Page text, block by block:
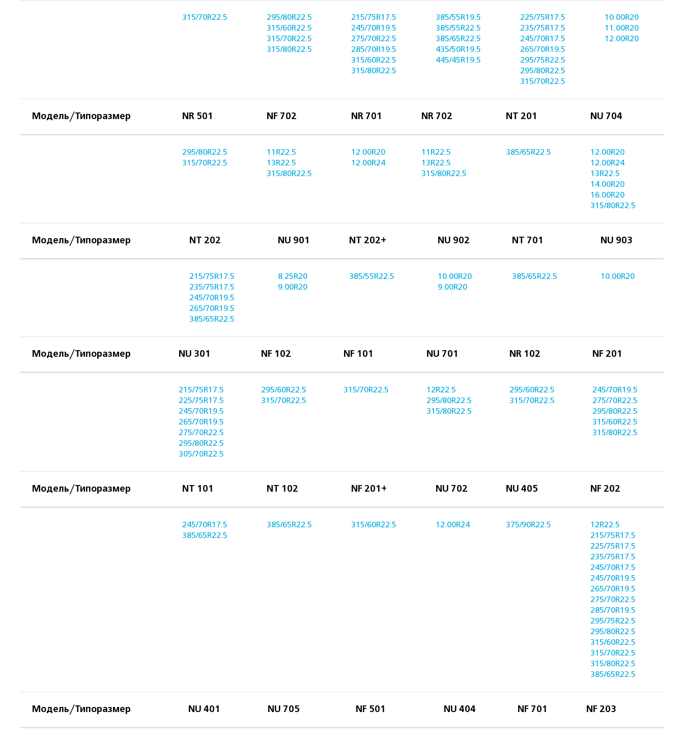
315/70R22.5
295/80R22.5
315/60R22.5
315/70R22.5
315/80R22.5
215/75R17.5
245/70R19.5
275/70R22.5
285/70R19.5
315/60R22.5
315/80R22.5
385/55R19.5
385/55R22.5
385/65R22.5
435/50R19.5
445/45R19.5
225/75R17.5
235/75R17.5
245/70R17.5
265/70R19.5
295/75R22.5
295/80R22.5
315/70R22.5
10.00R20
11.00R20
12.00R20
Модель/Типоразмер NR 501 NF 702 NR 701 NR 702 NT 201 NU 704
295/80R22.5
315/70R22.5
11R22.5
13R22.5
315/80R22.5
12.00R20
12.00R24
11R22.5
13R22.5
315/80R22.5
385/65R22.5
12.00R20
12.00R24
13R22.5
14.00R20
16.00R20
315/80R22.5
Модель/Типоразмер NT 202 NU 901 NT 202+ NU 902 NT 701 NU 903
215/75R17.5
235/75R17.5
245/70R19.5
265/70R19.5
385/65R22.5
8.25R20
9.00R20
385/55R22.5
10.00R20
9.00R20
385/65R22.5 10.00R20
Модель/Типоразмер NU 301 NF 102 NF 101 NU 701 NR 102 NF 201
215/75R17.5
225/75R17.5
245/70R19.5
265/70R19.5
275/70R22.5
295/80R22.5
305/70R22.5
295/60R22.5
315/70R22.5
315/70R22.5
12R22.5
295/80R22.5
315/80R22.5
295/60R22.5
315/70R22.5
245/70R19.5
275/70R22.5
295/80R22.5
315/60R22.5
315/80R22.5
Модель/Типоразмер NT 101 NT 102 NF 201+ NU 702 NU 405 NF 202
245/70R17.5
385/65R22.5
385/65R22.5 315/60R22.5 12.00R24 375/90R22.5
12R22.5
215/75R17.5
225/75R17.5
235/75R17.5
245/70R17.5
245/70R19.5
265/70R19.5
275/70R22.5
285/70R19.5
295/75R22.5
295/80R22.5
315/60R22.5
315/70R22.5
315/80R22.5
385/65R22.5
Модель/Типоразмер NU 401 NU 705 NF 501 NU 404 NF 701 NF 203